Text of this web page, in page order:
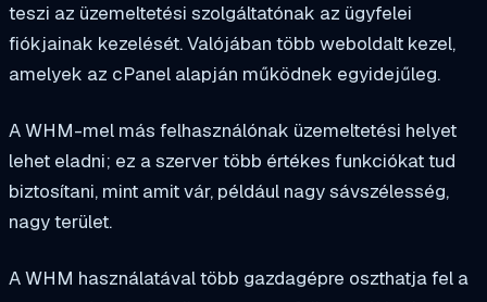
teszi az üzemeltetési szolgáltatónak az ügyfelei
fiókjainak kezelését. Valójában több weboldalt kezel,
amelyek az cPanel alapján működnek egyidejűleg.
A WHM-mel más felhasználónak üzemeltetési helyet
lehet eladni; ez a szerver több értékes funkciókat tud
biztosítani, mint amit vár, például nagy sávszélesség,
nagy terület.
A WHM használatával több gazdagépre oszthatja fel a